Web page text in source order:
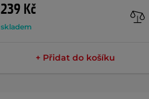
239 Kč
skladem
+ Přidat do košíku